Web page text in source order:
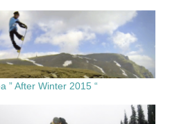
” After Winter 2015 “